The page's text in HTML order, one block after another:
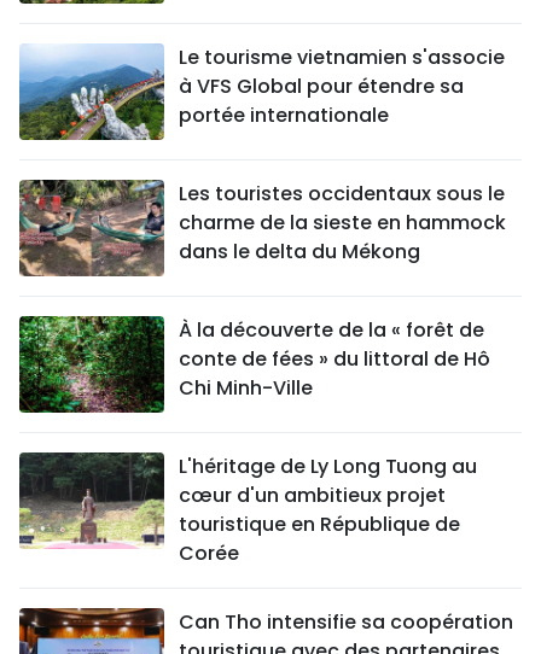
Le tourisme vietnamien s'associe
à VFS Global pour étendre sa
portée internationale
Les touristes occidentaux sous le
charme de la sieste en hammock
dans le delta du Mékong
À la découverte de la « forêt de
conte de fées » du littoral de Hô
Chi Minh-Ville
L'héritage de Ly Long Tuong au
cœur d'un ambitieux projet
touristique en République de
Corée
Can Tho intensifie sa coopération